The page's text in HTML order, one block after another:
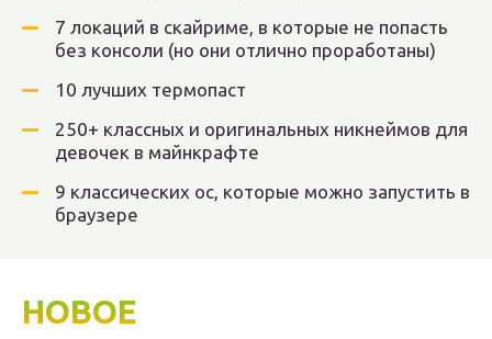
7 локаций в скайриме, в которые не попасть
без консоли (но они отлично проработаны)
10 лучших термопаст
250+ классных и оригинальных никнеймов для
девочек в майнкрафте
9 классических ос, которые можно запустить в
браузере
НОВОЕ